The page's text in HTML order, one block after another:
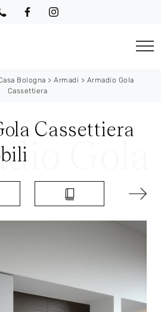
Bologna >Armadi > Armadio Gola
Cassettiera
Cassettiera